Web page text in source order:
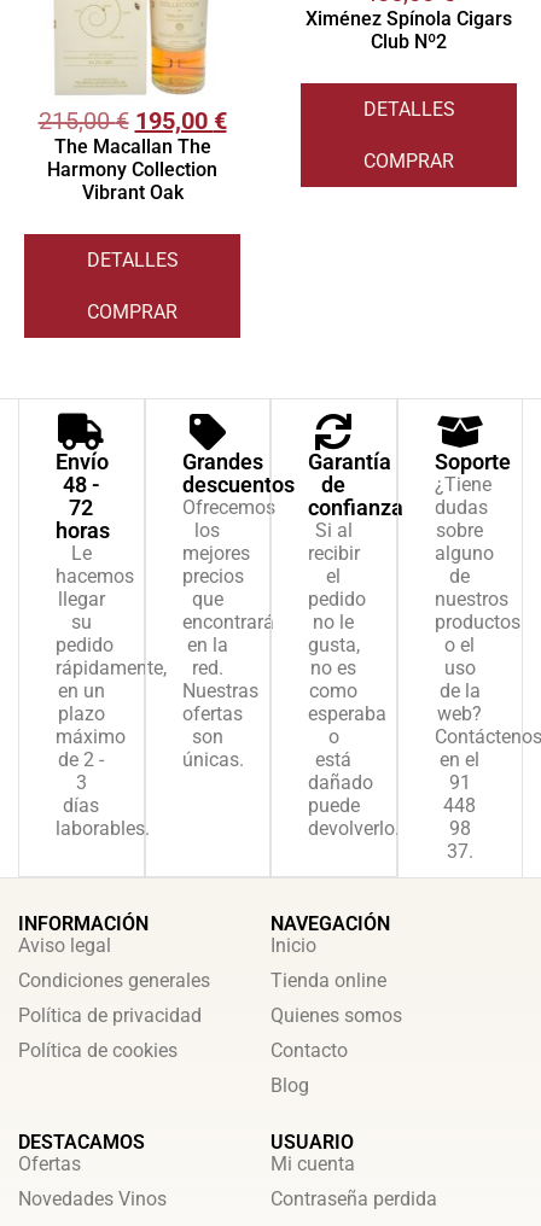
215,00€ 195,00 €
The Macallan The
Harmony Collection
Vibrant Oak
DETALLES
COMPRAR
Ximénez Spínola Cigars
Club Nº2
DETALLES
COMPRAR
Envío
48 -
72
horas
Le
hacemos
llegar
su
pedido
rápidamente,
en un
plazo
máximo
de 2 -
3
días
laborables.
Grandes
descuentos
Ofrecemos
los
mejores
precios
que
encontrará
en la
red.
Nuestras
ofertas
son
únicas.
Garantía
de
confianza
Si al
recibir
el
pedido
no le
gusta,
no es
como
esperaba
o
está
dañado
puede
devolverlo.
Soporte
¿Tiene
dudas
sobre
alguno
de
nuestros
productos
o el
uso
de la
web?
Contáctenos
en el
91
448
98
37.
INFORMACIÓN
Aviso legal
Condiciones generales
Política de privacidad
Política de cookies
NAVEGACIÓN
Inicio
Tienda online
Quienes somos
Contacto
Blog
DESTACAMOS
Ofertas
Novedades Vinos
USUARIO
Mi cuenta
Contraseña perdida